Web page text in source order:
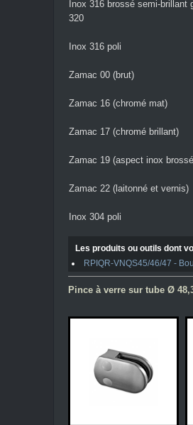
Inox 316 brossé semi-brillant
320
Inox 316 poli
Zamac 00 (brut)
Zamac 16 (chromé mat)
Zamac 17 (chromé brillant)
Zamac 19 (aspect inox
Zamac 22 (laitonné et vernis)
Inox 304 poli
Les produits ou outils dont
RPIQR-VNQS45/46/47 -
Pince à verre sur tube Ø